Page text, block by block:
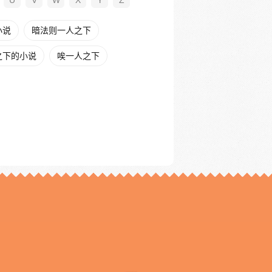
说 暗法则一人之下
的小说 唉一人之下